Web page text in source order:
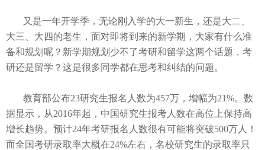
又是一年开学季，无论刚入学的大一新生，还是大二、
大三、大四的老生，面对即将到来的新学期，大家有什么准
备和规划呢？新学期规划少不了考研和留学这两个话题，考
研还是留学？这是很多同学都在思考和纠结的问题。
教育部公布23研究生报名人数为457万，增幅为21%。数
据显示，从2016年起，中国研究生报考人数在高位上保持高
增长趋势。预计24年考研报名人数很有可能将突破500万人
！
而全国考研录取率大概在24%左右，名校研究生的录取率只